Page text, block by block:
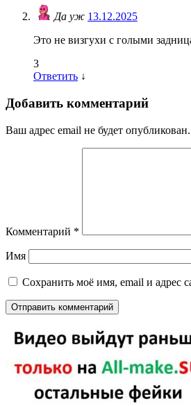
Да уж 13.12.2025
Это не визгухи с голыми
3
Ответить ↓
Добавить комментарий
Ваш адрес email не будет опубликован.
Комментарий *
Имя
Сохранить моё имя, email и адрес